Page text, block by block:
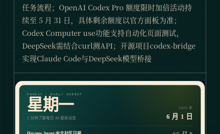
任务流程；OpenAI Codex Pro 额度限时加倍活动持
续至 5 月 31 日，具体剩余额度以官方面板为准；
Codex Computer use功能支持自动化页面测试，
DeepSeek需结合curl测API；开源项目codex-bridge
实现Claude Code与DeepSeek模型桥接